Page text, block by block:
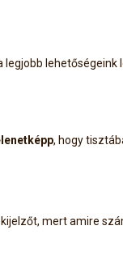
lehetőségeink
, hogy
mert amire